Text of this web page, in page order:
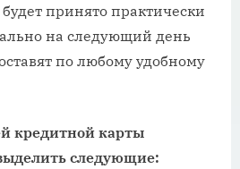
принято практически
на следующий день
по любому удобному
кредитной карты
следующие: